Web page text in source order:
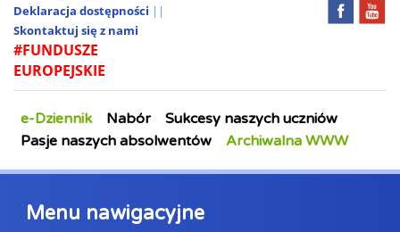
Deklaracja dostępności ||
Skontaktuj się z nami
#FUNDUSZE
EUROPEJSKIE
e-Dziennik Nabór
Sukcesy naszych uczniów
Pasje naszych absolwentów
Archiwalna WWW
Menu nawigacyjne